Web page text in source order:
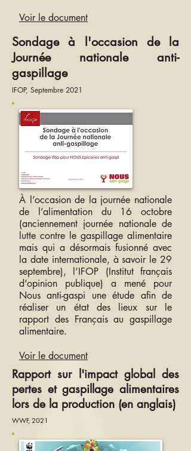
Voir le document
Sondage à l'occasion de la
Journée nationale anti-
gaspillage
IFOP, Septembre 2021
À l’occasion de la journée nationale
de l’alimentation du 16 octobre
(anciennement journée nationale de
lutte contre le gaspillage alimentaire
mais qui a désormais fusionné avec
la date internationale, à savoir le 29
septembre), l’IFOP (Institut français
d’opinion publique) a mené pour
Nous anti-gaspi une étude afin de
réaliser un état des lieux sur le
rapport des Français au gaspillage
alimentaire.
Voir le document
Rapport sur l'impact global des
pertes et gaspillage alimentaires
lors de la production (en anglais)
WWF, 2021